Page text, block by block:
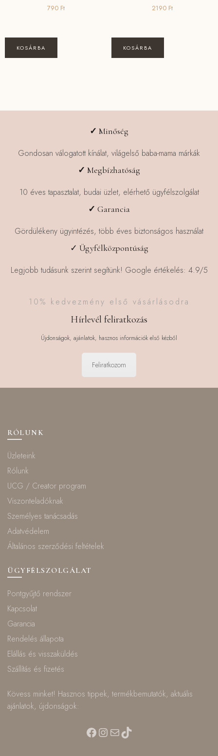
790 Ft
KOSÁRBA
2190 Ft
KOSÁRBA
✓ Minőség
Gondosan válogatott kínálat, világelső baba-mama márkák
✓ Megbízhatóság
10 éves tapasztalat, budai üzlet, elérhető ügyfélszolgálat
✓ Garancia
Gördülékeny ügyintézés, több éves biztonságos használat
✓ Ügyfélközpontúság
Legjobb tudásunk szerint segítünk! Google értékelés: 4.9/5
10% kedvezmény első vásárlásodra
Hírlevél feliratkozás
Újdonságok, ajánlatok, hasznos információk első kézből
Feliratkozom
RÓLUNK
Üzleteink
Rólunk
UCG / Creator program
Viszonteladóknak
Személyes tanácsadás
Adatvédelem
Általános szerződési feltételek
ÜGYFÉLSZOLGÁLAT
Pontgyűjtő rendszer
Kapcsolat
Garancia
Rendelés állapota
Elállás és visszaküldés
Szállítás és fizetés
Kövess minket! Hasznos tippek, termékbemutatók, aktuális
ajánlatok, újdonságok:
Facebook
Instagram
MailTikTok